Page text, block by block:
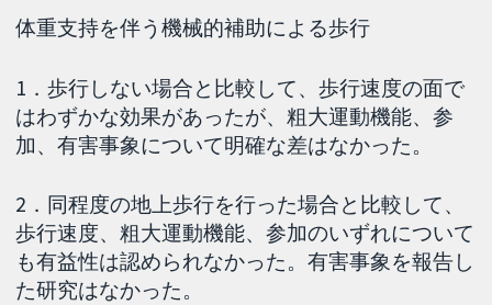
体重支持を伴う機械的補助による歩行
1．歩行しない場合と比較して、歩行速度の面で
はわずかな効果があったが、粗大運動機能、参
加、有害事象について明確な差はなかった。
2．同程度の地上歩行を行った場合と比較して、
歩行速度、粗大運動機能、参加のいずれについて
も有益性は認められなかった。有害事象を報告し
た研究はなかった。